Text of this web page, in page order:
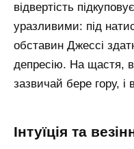
відвертість
уразливими: під
обставин Джессі
депресію. На щастя,
зазвичай бере гору,
інтуїція та